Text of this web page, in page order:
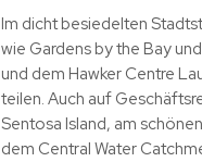
Im dicht besiedelten
wie Gardens by the Bay
und dem Hawker Centre
teilen. Auch auf
Sentosa Island, am
dem Central Water